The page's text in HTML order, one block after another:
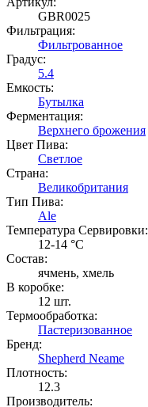
GBR0025
Фильтрация:
Фильтрованное
Градус:
5.4
Емкость:
Бутылка
Ферментация:
Верхнего брожения
Цвет Пива:
Светлое
Страна:
Великобритания
Тип Пива:
Ale
Температура Cервировки:
12-14 °С
Состав:
ячмень, хмель
В коробке:
12 шт.
Термообработка:
Пастеризованное
Бренд:
Shepherd Neame
Плотность:
12.3
Производитель: